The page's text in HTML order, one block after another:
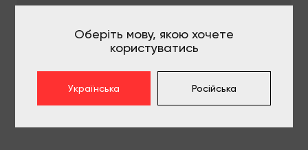
простой
Все статьи
Оберіть мову, якою хочете
користуватись
Українська Російська